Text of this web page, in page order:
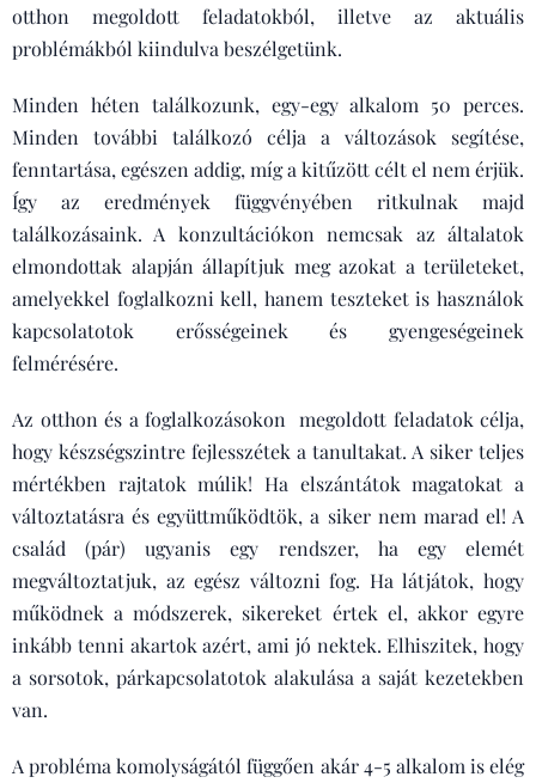
otthon megoldott feladatokból, illetve az aktuális
problémákból kiindulva beszélgetünk.
Minden héten találkozunk, egy-egy alkalom 50 perces.
Minden további találkozó célja a változások segítése,
fenntartása, egészen addig, míg a kitűzött célt el nem érjük.
Így az eredmények függvényében ritkulnak majd
találkozásaink. A konzultációkon nemcsak az általatok
elmondottak alapján állapítjuk meg azokat a területeket,
amelyekkel foglalkozni kell, hanem teszteket is használok
kapcsolatotok erősségeinek és gyengeségeinek
felmérésére.
Az otthon és a foglalkozásokon megoldott feladatok célja,
hogy készségszintre fejlesszétek a tanultakat. A siker teljes
mértékben rajtatok múlik! Ha elszántátok magatokat a
változtatásra és együttműködtök, a siker nem marad el! A
család (pár) ugyanis egy rendszer, ha egy elemét
megváltoztatjuk, az egész változni fog. Ha látjátok, hogy
működnek a módszerek, sikereket értek el, akkor egyre
inkább tenni akartok azért, ami jó nektek. Elhiszitek, hogy
a sorsotok, párkapcsolatotok alakulása a saját kezetekben
van.
A probléma komolyságától függően akár 4-5 alkalom is elég